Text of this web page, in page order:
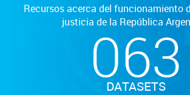
Recursos acerca del funcionamiento
justicia de la República
063
DATASETS